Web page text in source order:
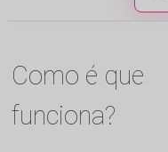
Como é que
funciona?